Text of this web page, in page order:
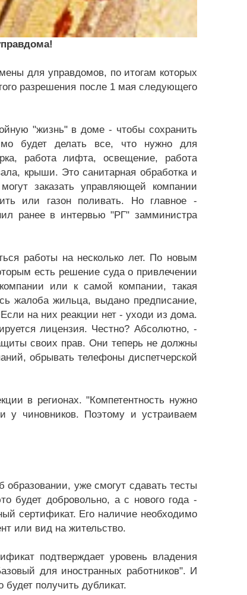
для управдомов, по итогам которых
разрешения после 1 мая следующего
"жизнь" в доме - чтобы сохранить
будет делать все, что нужно для
работа лифта, освещение, работа
крыши. Это санитарная обработка и
заказать управляющей компании
или газон поливать. Но главное -
ранее в интервью "РГ" замминистра
работы на несколько лет. По новым
есть решение суда о привлечении
или к самой компании, такая
жалоба жильца, выдано предписание,
на них реакции нет - уходи из дома.
лицензия. Честно? Абсолютно, -
своих прав. Они теперь не должны
обрывать телефоны диспетчерской
в регионах. "Компетентность нужно
у чиновников. Поэтому и устраиваем
образовании, уже смогут сдавать тесты
будет добровольно, а с нового года -
сертификат. Его наличие необходимо
или вид на жительство.
подтверждает уровень владения
для иностранных работников". И
получить дубликат.